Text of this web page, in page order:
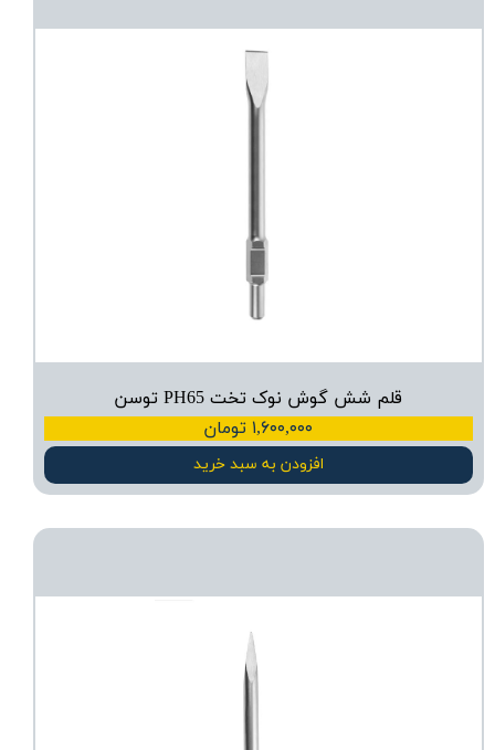
قلم شش گوش نوک تخت PH65 توسن
۱,۶۰۰,۰۰۰ تومان
افزودن به سبد خرید